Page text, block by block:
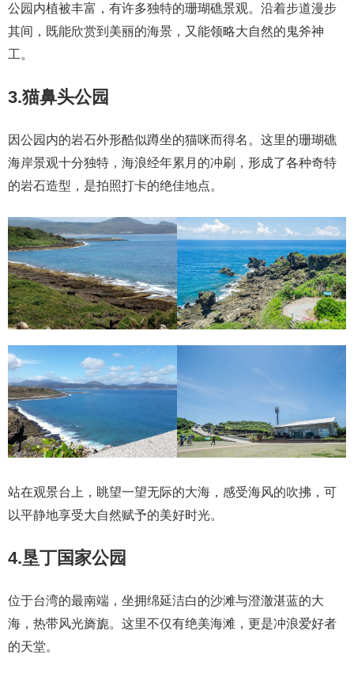
公园内植被丰富，有许多独特的珊瑚礁景观。沿着步道漫步
其间，既能欣赏到美丽的海景，又能领略大自然的鬼斧神
工。
3.猫鼻头公园
因公园内的岩石外形酷似蹲坐的猫咪而得名。这里的珊瑚礁
海岸景观十分独特，海浪经年累月的冲刷，形成了各种奇特
的岩石造型，是拍照打卡的绝佳地点。
站在观景台上，眺望一望无际的大海，感受海风的吹拂，可
以平静地享受大自然赋予的美好时光。
4.垦丁国家公园
位于台湾的最南端，坐拥绵延洁白的沙滩与澄澈湛蓝的大
海，热带风光旖旎。这里不仅有绝美海滩，更是冲浪爱好者
的天堂。